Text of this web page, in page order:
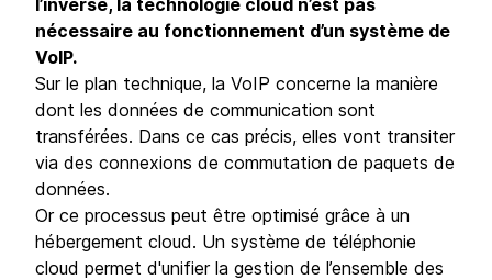
l’inverse, la technologie cloud n’est pas
nécessaire au fonctionnement d’un système de
VoIP.
Sur le plan technique, la VoIP concerne la manière
dont les données de communication sont
transférées. Dans ce cas précis, elles vont transiter
via des connexions de commutation de paquets de
données.
Or ce processus peut être optimisé grâce à un
hébergement cloud. Un système de téléphonie
cloud permet d'unifier la gestion de l’ensemble des